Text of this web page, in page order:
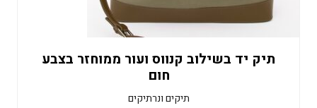
תיק יד בשילוב קנווס ועור ממוחזר בצבע
חום
תיקים ונרתיקים